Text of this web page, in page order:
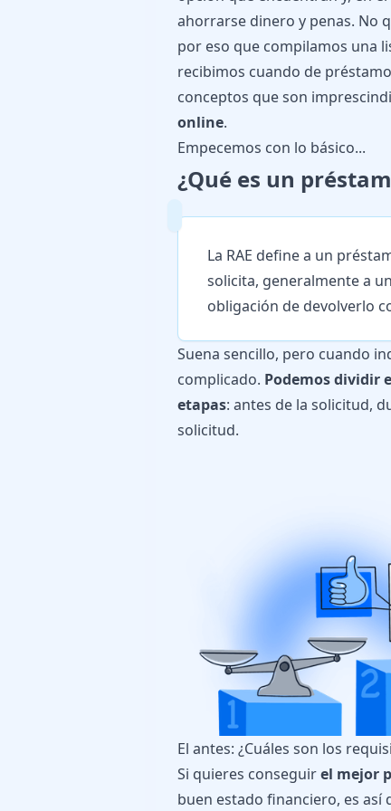
ahorrarse dinero y penas. No
por eso que compilamos una
recibimos cuando de
conceptos que son
online.
Empecemos con lo básico...
¿Qué es un
La RAE define a un
solicita, generalmente a
obligación de devolverlo
Suena sencillo, pero cuando
complicado. Podemos dividir
etapas: antes de la solicitud,
solicitud.
El antes: ¿Cuáles son los
Si quieres conseguirel mejor
buen estado financiero, es así